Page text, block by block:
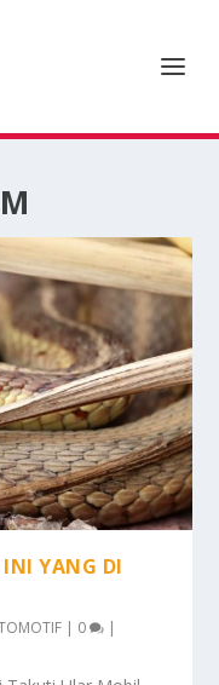
YANG DI
| 0 |